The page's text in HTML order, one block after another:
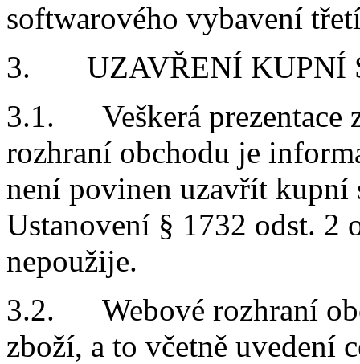
softwarového vybavení
3. UZAVŘENÍ KUPNÍ
3.1. Veškerá prezentace
rozhraní obchodu je
není povinen uzavřít kupní
Ustanovení § 1732 odst. 2
nepoužije.
3.2. Webové rozhraní
zboží, a to včetně uvedení